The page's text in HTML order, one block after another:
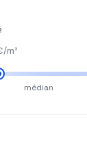
m²
médian